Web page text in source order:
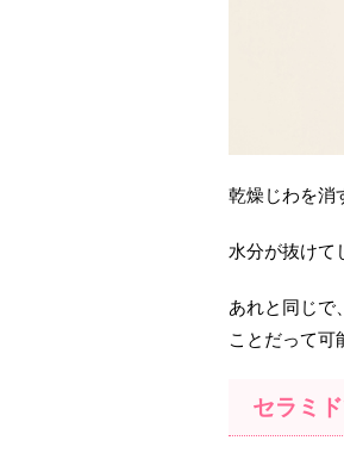
乾燥じわを消
水分が抜けて
あれと同じで
ことだって可
セラミ